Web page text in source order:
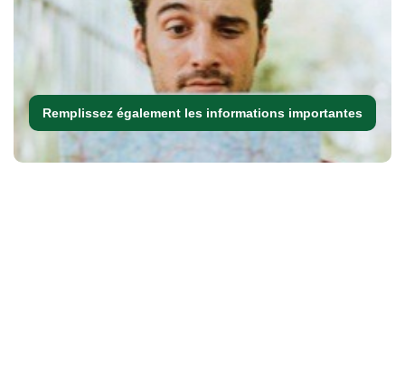
Remplissez également les informations importantes